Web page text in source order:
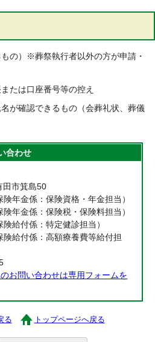
の）※葬祭執行者以外の方が申請・
たは口座番号等の控え
が確認できるもの（会葬礼状、葬儀
合わせ
市箕島50
年金係：保険資格・年金担当）
年金係：保険税・保険料担当）
給付係：特定健診担当）
給付係：高額療養費等給付担
お問い合わせは専用フォームを
る トップページへ戻る